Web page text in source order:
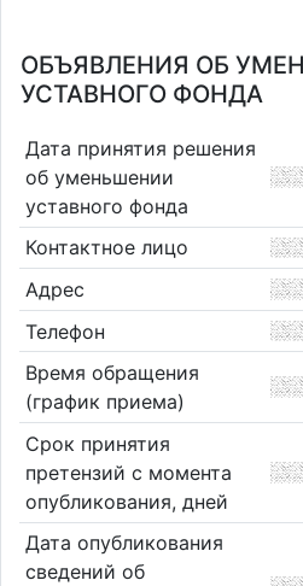
ОБЪЯВЛЕНИЯ ОБ
УСТАВНОГО ФОНДА
Дата принятия решения
об уменьшении
уставного фонда
Контактное лицо
Адрес
Телефон
Время обращения
(график приема)
Срок принятия
претензий с момента
опубликования, дней
Дата опубликования
сведений об